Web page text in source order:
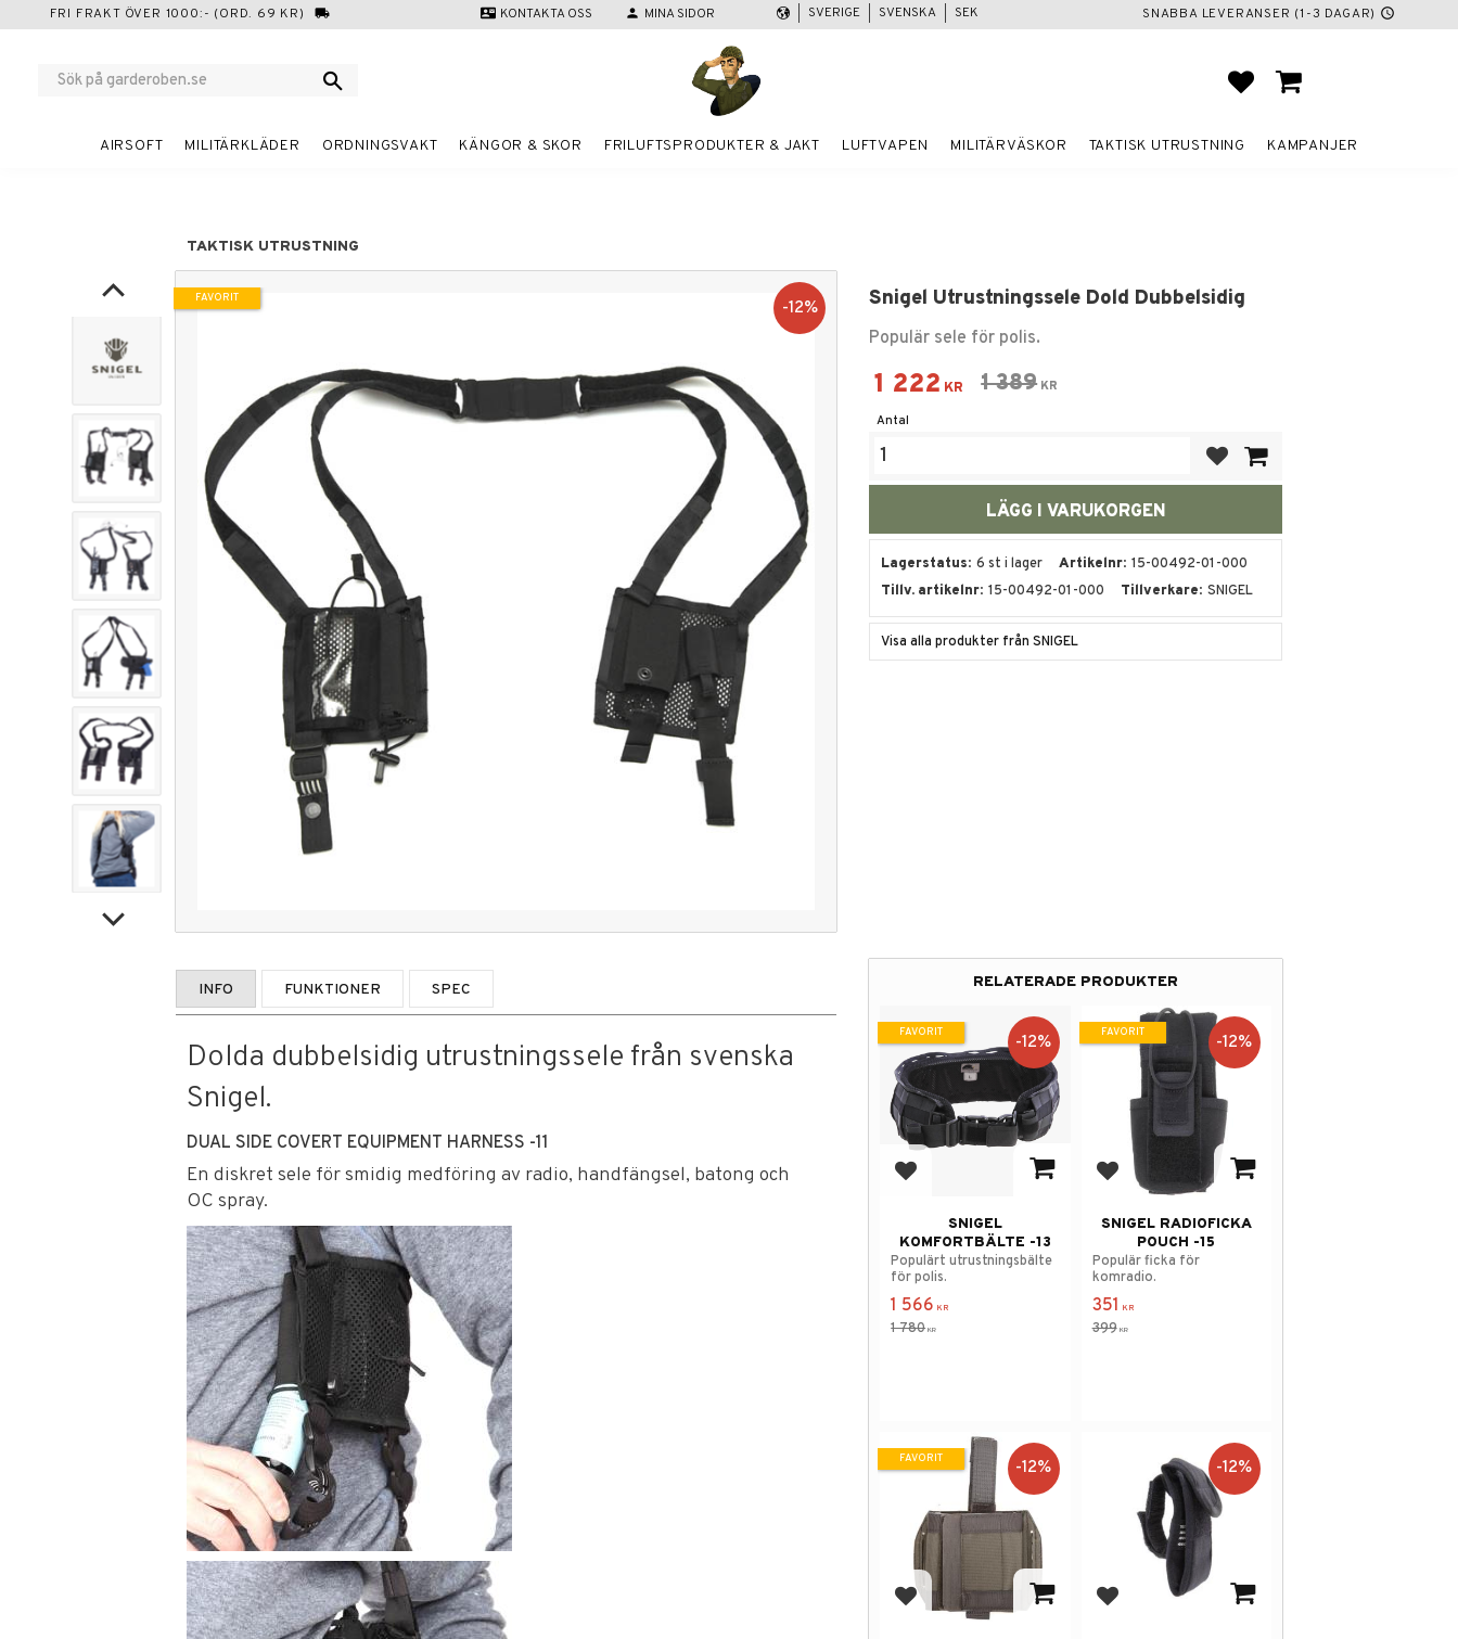
FRI FRAKT ÖVER 1000:- (ORD. 69 KR) local_shipping contact_mail KONTAKTA OSS person MINA SIDOR SNABBA LEVERANSER (1-3 DAGAR) schedule
SVERIGE SVENSKA SEK
FAVORITER
KUNDVAGN
AIRSOFT MILITÄRKLÄDER ORDNINGSVAKT KÄNGOR & SKOR FRILUFTSPRODUKTER & JAKT LUFTVAPEN MILITÄRVÄSKOR TAKTISK UTRUSTNING KAMPANJER
TAKTISK UTRUSTNING
Snigel Utrustningssele Dold Dubbelsidig
Populär sele för polis.
12%
FAVORIT
Nedsatt pris:
1 222 KR Ordinarie pris:
1 389KR
Antal
Lagerstatus 6 st i lager Artikelnr 15-00492-01-000
Tillv. artikelnr 15-00492-01-000 Tillverkare SNIGEL
Visa alla produkter från SNIGEL
INFO FUNKTIONER SPEC
Dolda dubbelsidig utrustningssele från svenska
Snigel.
DUAL SIDE COVERT EQUIPMENT HARNESS -11
En diskret sele för smidig medföring av radio, handfängsel, batong och
OC spray.
RELATERADE PRODUKTER
Lägg till i favoriter
SNIGEL
KOMFORTBÄLTE -13
Populärt utrustningsbälte
för polis.
1 566 KR
1 780KR
12%
FAVORIT
Lägg till i favoriter
SNIGEL RADIOFICKA
POUCH -15
Populär ficka för
komradio.
351 KR
399KR
12%
FAVORIT
Lägg till i favoriter
12%
FAVORIT
Lägg till i favoriter
12%